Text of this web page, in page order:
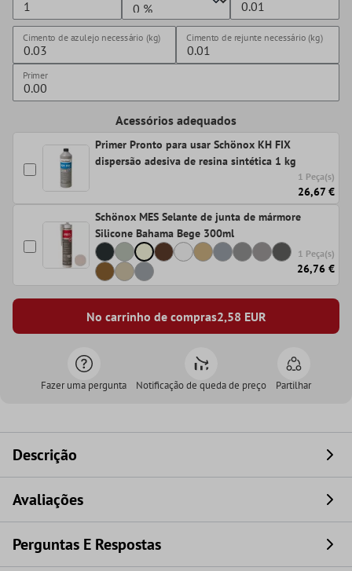
Cimento de azulejo necessário (kg) Cimento de rejunte necessário (kg)
Primer
Acessórios adequados
Primer Pronto para usar Schönox KH FIX
dispersão adesiva de resina sintética 1 kg
1 Peça(s)
26,67 €
Schönox MES Selante de junta de mármore
Silicone Bahama Bege 300ml
1 Peça(s)
26,76 €
No carrinho de compras2,58 EUR
Fazer uma pergunta Notificação de queda de preço Partilhar
Descrição
Avaliações
Perguntas E Respostas